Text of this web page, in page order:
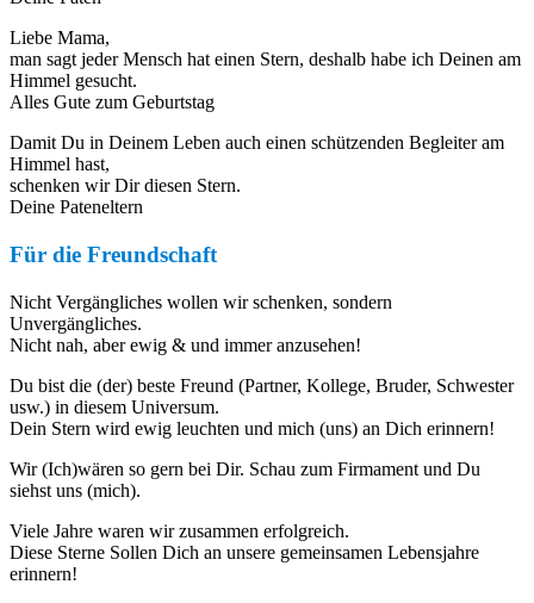
Liebe Mama,
man sagt jeder Mensch hat einen Stern, deshalb habe ich Deinen am
Himmel gesucht.
Alles Gute zum Geburtstag
Damit Du in Deinem Leben auch einen schützenden Begleiter am
Himmel hast,
schenken wir Dir diesen Stern.
Deine Pateneltern
Für die Freundschaft
Nicht Vergängliches wollen wir schenken, sondern
Unvergängliches.
Nicht nah, aber ewig & und immer anzusehen!
Du bist die (der) beste Freund (Partner, Kollege, Bruder, Schwester
usw.) in diesem Universum.
Dein Stern wird ewig leuchten und mich (uns) an Dich erinnern!
Wir (Ich)wären so gern bei Dir. Schau zum Firmament und Du
siehst uns (mich).
Viele Jahre waren wir zusammen erfolgreich.
Diese Sterne Sollen Dich an unsere gemeinsamen Lebensjahre
erinnern!